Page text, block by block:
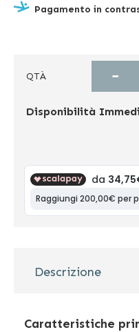
Pagamento in
QTÀ −
Disponibilità
Descrizione
Caratteristiche